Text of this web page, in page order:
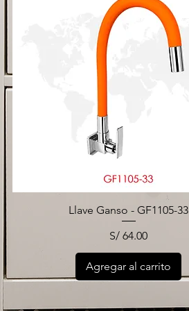
Llave Ganso - GF1105-33
Precio
S/ 64.00
Agregar al carrito